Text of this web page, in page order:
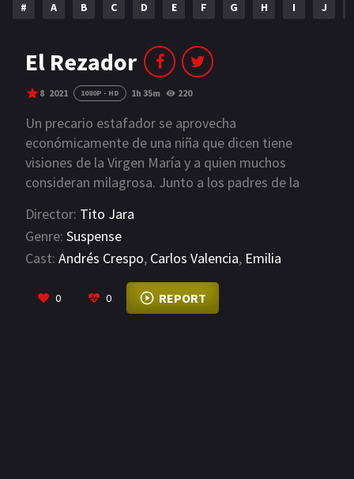
AÑOS
2023 2022
2021 2020
2019 2018
2014 2006
2002
# A B C D E F G H I J
El Rezador
8 2021 1080P - HD 1h 35m 220
Un precario estafador se aprovecha
económicamente de una niña que dicen tiene
visiones de la Virgen María y a quien muchos
consideran milagrosa. Junto a los padres de la
Director: Tito Jara
Genre: Suspense
Cast: Andrés Crespo, Carlos Valencia, Emilia
VIEW MORE
0 0 REPORT